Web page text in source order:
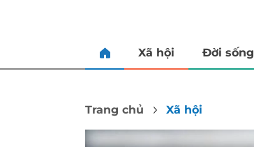
Xã hội Đời sống
Trang chủ Xã hội